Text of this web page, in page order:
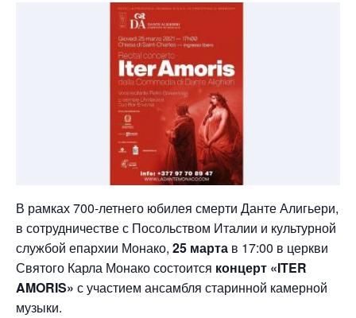
В рамках 700-летнего юбилея смерти Данте Алигьери,
в сотрудничестве с Посольством Италии и культурной
службой епархии Монако, 25 марта в 17:00 в церкви
Святого Карла Монако состоится концерт «ITER
AMORIS» с участием ансамбля старинной камерной
музыки.